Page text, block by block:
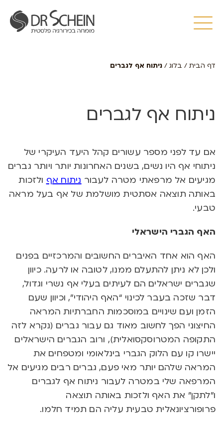
דף הבית / בלוג / ניתוח אף לגברים
ניתוח אף לגברים
אם עד לפני מספר עשורים קהל היעד העיקרי של
ניתוחי אף היו נשים, בשנים האחרונות יותר ויותר גברים
מגיעים אל מרפאתי מטרה לעבור ניתוח אף ולזכות
באותה תוצאה אסתטית מושלמת של אף בעל מראה
טבעי.
האף הגברי הישראלי
האף הוא אחד האיברים החשובים והמרכזיים בפנים
ולכן לא ניתן להתעלם ממנו, לטובה או לרעה. כיוון
שגברים ישראלים הם לעיתים בעלי אף נשרי וגדול,
דבר שזכה בעבר לכינוי “האף היהודי”, וכיוון שעם
הזמן ועם שינויים במוסכמות החברתיות המראה
החיצוני הפך לחשוב מאוד גם עבור גברים (נקרא לזה
התקופה המטרוסקסואלית), ורוב הגברים הישראלים
יישרו קו עם הלוק הגברי בינלאומי ומטפחים את
המראה שלהם יותר מאי פעם, גברים רבים מגיעים אל
המרפאה שלי במטרה לעבור ניתוח אף לגברים
ו”לתקן” את האף ולזכות באותה תוצאה
פרופורציונאלית טבעית עליה הם תמיד חלמו.